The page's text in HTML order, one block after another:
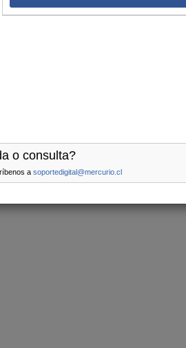
o consulta?
a soportedigital@mercurio.cl